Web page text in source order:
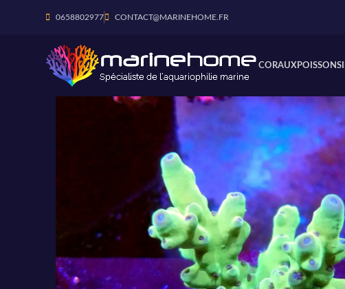
0658802977 CONTACT@MARINEHOME.FR
CORAUX POISSONS